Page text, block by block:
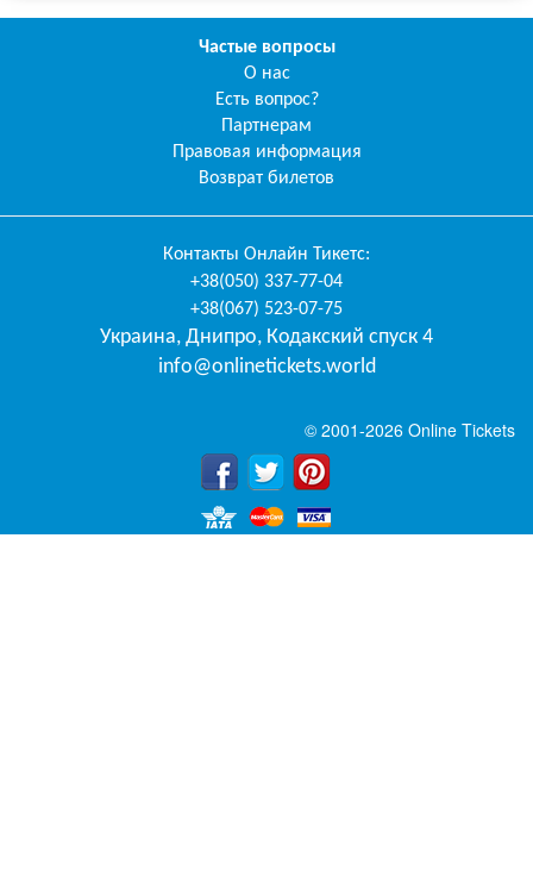
Частые вопросы
О нас
Есть вопрос?
Партнерам
Правовая информация
Возврат билетов
Контакты Онлайн Тикетс:
+38(050) 337-77-04
+38(067) 523-07-75
Украина, Днипро, Кодакский спуск 4
info@onlinetickets.world
© 2001-2026 Online Tickets